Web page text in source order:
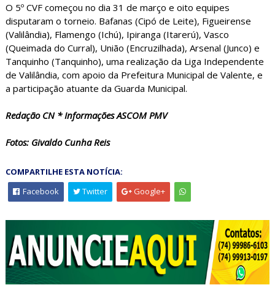
O 5º CVF começou no dia 31 de março e oito equipes
disputaram o torneio. Bafanas (Cipó de Leite), Figueirense
(Valilândia), Flamengo (Ichú), Ipiranga (Itarerú), Vasco
(Queimada do Curral), União (Encruzilhada), Arsenal (Junco) e
Tanquinho (Tanquinho), uma realização da Liga Independente
de Valilândia, com apoio da Prefeitura Municipal de Valente, e
a participação atuante da Guarda Municipal.
Redação CN * Informações ASCOM PMV
Fotos: Givaldo Cunha Reis
COMPARTILHE ESTA NOTÍCIA:
Facebook
Twitter Google+